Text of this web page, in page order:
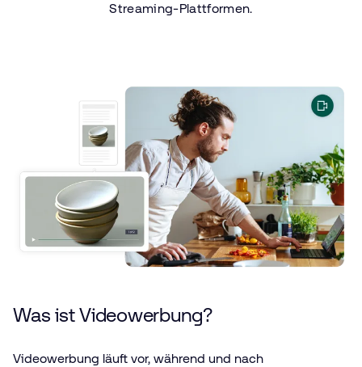
Streaming-Plattformen.
Was ist Videowerbung?
Videowerbung läuft vor, während und nach